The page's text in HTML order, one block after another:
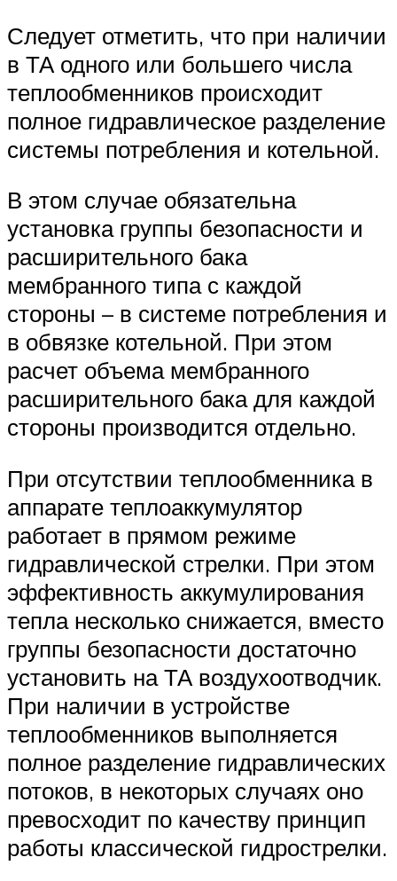
Следует отметить, что при наличии
в ТА одного или большего числа
теплообменников происходит
полное гидравлическое разделение
системы потребления и котельной.
В этом случае обязательна
установка группы безопасности и
расширительного бака
мембранного типа с каждой
стороны – в системе потребления и
в обвязке котельной. При этом
расчет объема мембранного
расширительного бака для каждой
стороны производится отдельно.
При отсутствии теплообменника в
аппарате теплоаккумулятор
работает в прямом режиме
гидравлической стрелки. При этом
эффективность аккумулирования
тепла несколько снижается, вместо
группы безопасности достаточно
установить на ТА воздухоотводчик.
При наличии в устройстве
теплообменников выполняется
полное разделение гидравлических
потоков, в некоторых случаях оно
превосходит по качеству принцип
работы классической гидрострелки.